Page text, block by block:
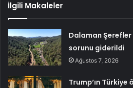
İlgili Makaleler
Dalaman Şerefler
sorunu giderildi
Ağustos 7, 2026
Trump’ın